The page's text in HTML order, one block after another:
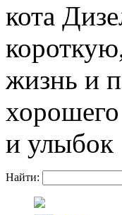
кота
жизнь и
и улыбок
Найти: